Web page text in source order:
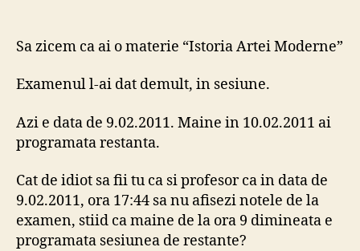
Sa zicem ca ai o materie “Istoria Artei Moderne”
Examenul l-ai dat demult, in sesiune.
Azi e data de 9.02.2011. Maine in 10.02.2011 ai
programata restanta.
Cat de idiot sa fii tu ca si profesor ca in data de
9.02.2011, ora 17:44 sa nu afisezi notele de la
examen, stiid ca maine de la ora 9 dimineata e
programata sesiunea de restante?